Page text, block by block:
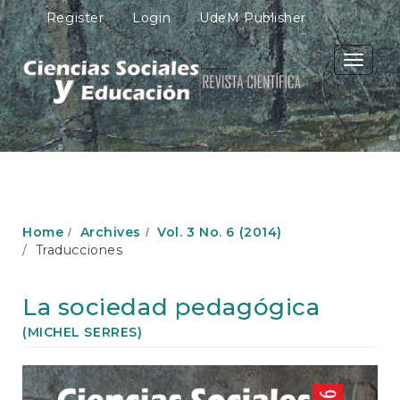
M
a
i
n
N
a
v
i
g
n
n
C
n
t
Register Login UdeM Publisher
Toggle
Home Archives
Vol. 3 No. 6 (2014)
Traducciones
La sociedad pedagógica
(MICHEL SERRES)
Article